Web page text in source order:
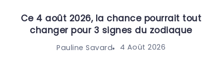
Ce 4 août 2026, la chance pourrait tout
changer pour 3 signes du zodiaque
Pauline Savard 4 Août 2026